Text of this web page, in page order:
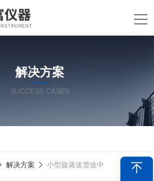
解决方案
SUCCESS CASES
解决方案 小型旋蒸送货途中